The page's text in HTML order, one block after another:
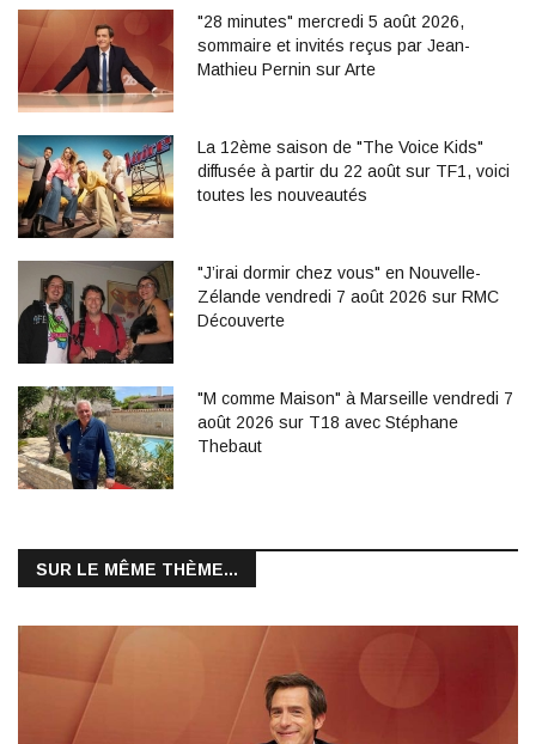
"28 minutes" mercredi 5 août 2026,
sommaire et invités reçus par Jean-
Mathieu Pernin sur Arte
La 12ème saison de "The Voice Kids"
diffusée à partir du 22 août sur TF1, voici
toutes les nouveautés
"J’irai dormir chez vous" en Nouvelle-
Zélande vendredi 7 août 2026 sur RMC
Découverte
"M comme Maison" à Marseille vendredi 7
août 2026 sur T18 avec Stéphane
Thebaut
SUR LE MÊME THÈME...